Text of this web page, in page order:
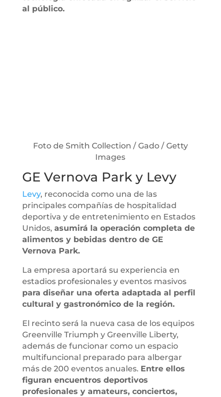
al público.
Foto de Smith Collection / Gado / Getty
Images
GE Vernova Park y Levy
Levy, reconocida como una de las
principales compañías de hospitalidad
deportiva y de entretenimiento en Estados
Unidos, asumirá la operación completa de
alimentos y bebidas dentro de GE
Vernova Park.
La empresa aportará su experiencia en
estadios profesionales y eventos masivos
para diseñar una oferta adaptada al perfil
cultural y gastronómico de la región.
El recinto será la nueva casa de los equipos
Greenville Triumph y Greenville Liberty,
además de funcionar como un espacio
multifuncional preparado para albergar
más de 200 eventos anuales. Entre ellos
figuran encuentros deportivos
profesionales y amateurs, conciertos,